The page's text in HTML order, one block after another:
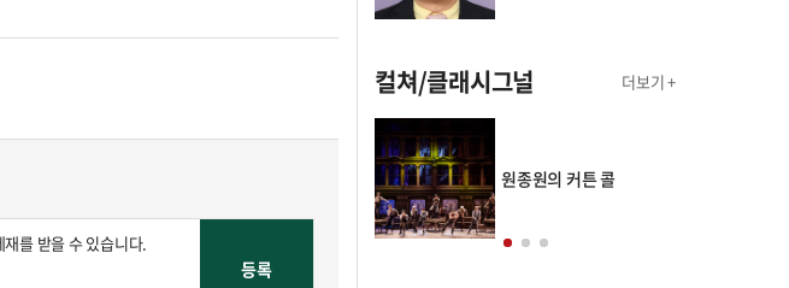
컬쳐/클래시그널 더보기 +
스 원종원의 커튼 콜